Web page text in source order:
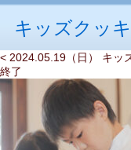
キッズクッ
< 2024.05.19（日） キッ
終了